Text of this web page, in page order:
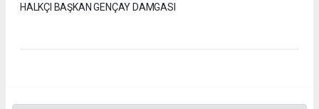
HALKÇI BAŞKAN GENÇAY DAMGASI